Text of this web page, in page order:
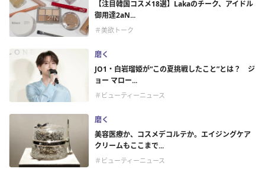
【注目韓国コスメ18選】Lakaのチーク、アイドル
御用達2aN...
＃美欲トーク
磨く
JO1・白岩瑠姫が“この夏挑戦したこと”とは？ ジ
ョー マロー...
＃ビューティーニュース
磨く
美容医療か、コスメデコルテか。エイジングケア
クリームもここまで...
＃ビューティーニュース